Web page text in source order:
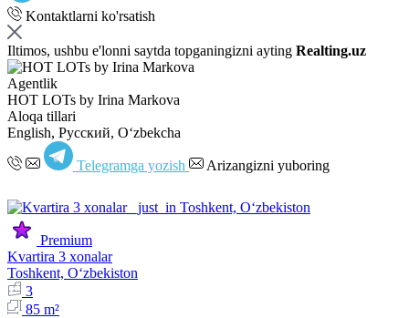
Kontaktlarni ko'rsatish
Iltimos, ushbu e'lonni saytda topganingizni ayting Realting.uz
Agentlik
HOT LOTs by Irina Markova
Aloqa tillari
English, Русский, Oʻzbekcha
Telegramga yozish Arizangizni yuboring
Premium
Kvartira 3 xonalar
Toshkent, Oʻzbekiston
3
85 m²